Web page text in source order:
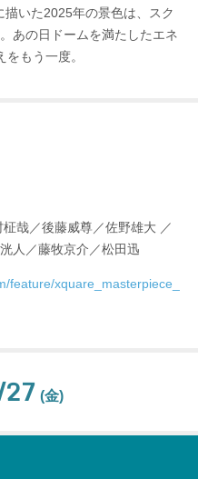
いた2025年の景色は、スク
あの日ドームを満たしたエネ
もう一度。
哉／後藤威尊／佐野雄大 ／
人／藤牧京介／松田迅
feature/xquare_masterpiece_
(金)